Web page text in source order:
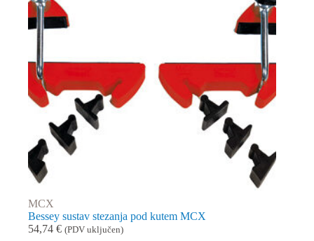
MCX
Bessey sustav stezanja pod kutem MCX
54,74 € (PDV uključen)